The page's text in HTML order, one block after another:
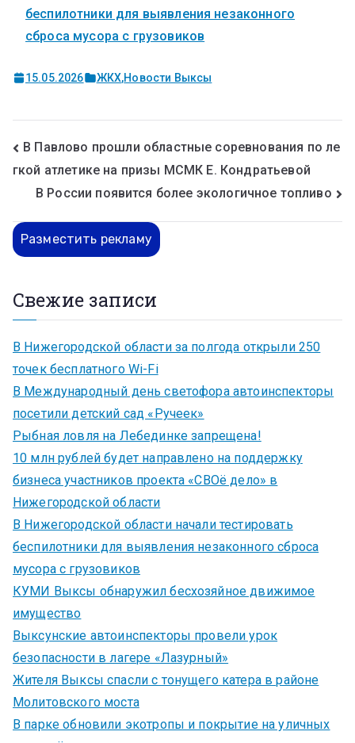
беспилотники для выявления незаконного
сброса мусора с грузовиков
15.05.2026 ЖКХ,Новости Выксы
В Павлово прошли областные соревнования по ле
гкой атлетике на призы МСМК Е. Кондратьевой
В России появится более экологичное топливо
Разместить рекламу
Свежие записи
В Нижегородской области за полгода открыли 250
точек бесплатного Wi-Fi
В Международный день светофора автоинспекторы
посетили детский сад «Ручеек»
Рыбная ловля на Лебединке запрещена!
10 млн рублей будет направлено на поддержку
бизнеса участников проекта «СВОё дело» в
Нижегородской области
В Нижегородской области начали тестировать
беспилотники для выявления незаконного сброса
мусора с грузовиков
КУМИ Выксы обнаружил бесхозяйное движимое
имущество
Выксунские автоинспекторы провели урок
безопасности в лагере «Лазурный»
Жителя Выксы спасли с тонущего катера в районе
Молитовского моста
В парке обновили экотропы и покрытие на уличных